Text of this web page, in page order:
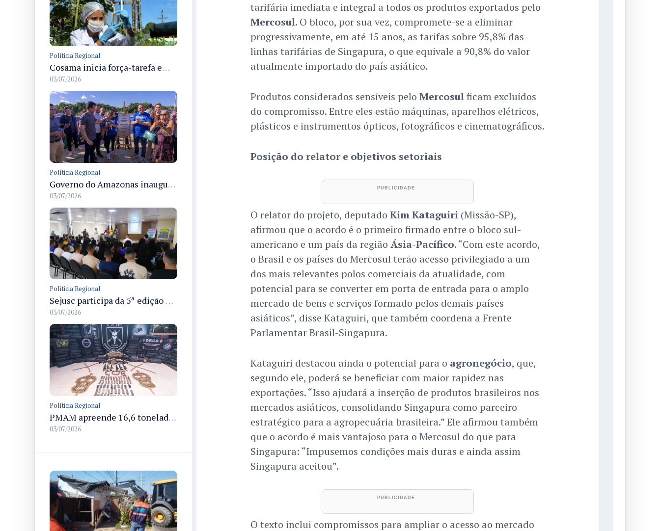
Políticia Regional
Cosama inicia força-tarefa em Anamã para fortalecer abastecimento de água e segurança hídrica da população
03/07/2026
Políticia Regional
Governo do Amazonas inaugura primeiro Castramóvel Fluvial para atendimento veterinário às comunidades ribeirinhas e castração gratuita
03/07/2026
Políticia Regional
Sejusc participa da 5ª edição do Caminhos Literários com foco na cultura hip-hop nas unidades socioeducativas
03/07/2026
Políticia Regional
PMAM apreende 16,6 toneladas de entorpecentes e registra aumento nas prisões em flagrante e nas capturas de foragidos no primeiro semestre de 2026
03/07/2026
tarifária imediata e integral a todos os produtos exportados pelo
Mercosul. O bloco, por sua vez, compromete-se a eliminar
progressivamente, em até 15 anos, as tarifas sobre 95,8% das
linhas tarifárias de Singapura, o que equivale a 90,8% do valor
atualmente importado do país asiático.
Produtos considerados sensíveis pelo Mercosulficam excluídos
do compromisso. Entre eles estão máquinas, aparelhos elétricos,
plásticos e instrumentos ópticos, fotográficos e cinematográficos.
Posição do relator e objetivos setoriais
O relator do projeto, deputado Kim Kataguiri(Missão-SP),
afirmou que o acordo é o primeiro firmado entre o bloco sul-
americano e um país da região Ásia-Pacífico. “Com este acordo,
o Brasil e os países do Mercosul terão acesso privilegiado a um
dos mais relevantes polos comerciais da atualidade, com
potencial para se converter em porta de entrada para o amplo
mercado de bens e serviços formado pelos demais países
asiáticos”, disse Kataguiri, que também coordena a Frente
Parlamentar Brasil-Singapura.
Kataguiri destacou ainda o potencial para o agronegócio, que,
segundo ele, poderá se beneficiar com maior rapidez nas
exportações. “Isso ajudará a inserção de produtos brasileiros nos
mercados asiáticos, consolidando Singapura como parceiro
estratégico para a agropecuária brasileira.” Ele afirmou também
que o acordo é mais vantajoso para o Mercosul do que para
Singapura: “Impusemos condições mais duras e ainda assim
Singapura aceitou”.
O texto inclui compromissos para ampliar o acesso ao mercado